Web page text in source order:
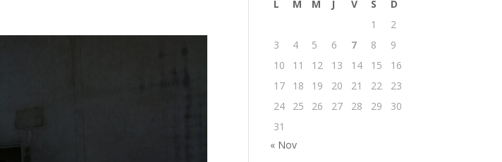
L M M J V S
D
1
2
3
4 5 6 7 8
9
10
11 12 13 14 15
16
17
18 19 20 21 22
23
24
25 26 27 28 29
30
31
« Nov